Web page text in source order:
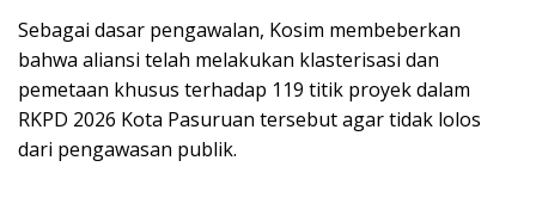
Sebagai dasar pengawalan, Kosim membeberkan
bahwa aliansi telah melakukan klasterisasi dan
pemetaan khusus terhadap 119 titik proyek dalam
RKPD 2026 Kota Pasuruan tersebut agar tidak lolos
dari pengawasan publik.